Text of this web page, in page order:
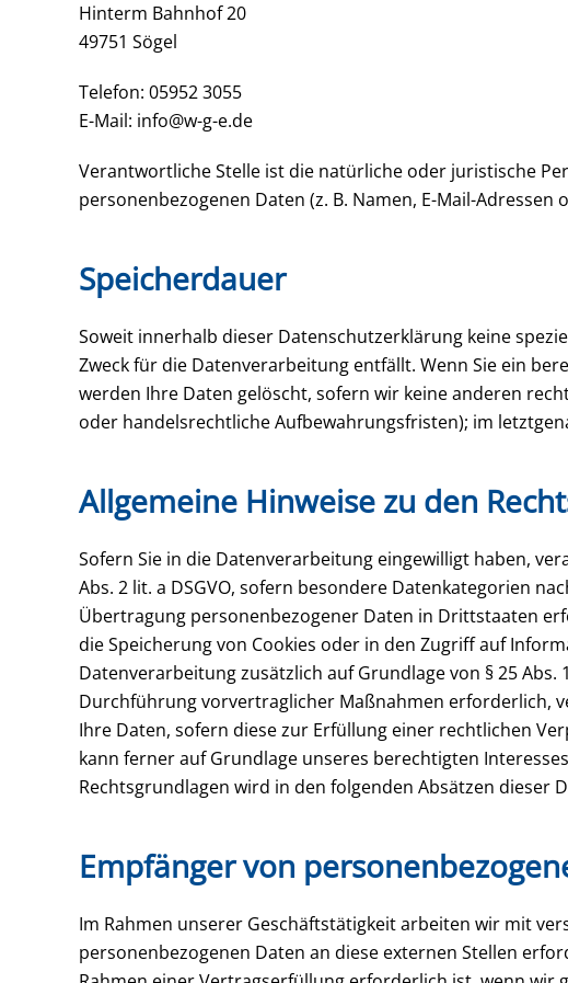
Hinterm Bahnhof 20
49751 Sögel
Telefon: 05952 3055
E-Mail: info@w-g-e.de
Verantwortliche Stelle ist die natürliche oder juristische
personenbezogenen Daten (z. B. Namen, E-Mail-Adressen
Speicherdauer
Soweit innerhalb dieser Datenschutzerklärung keine
Zweck für die Datenverarbeitung entfällt. Wenn Sie ein
werden Ihre Daten gelöscht, sofern wir keine anderen
oder handelsrechtliche Aufbewahrungsfristen); im
Allgemeine Hinweise zu den
Sofern Sie in die Datenverarbeitung eingewilligt haben,
Abs. 2 lit. a DSGVO, sofern besondere Datenkategorien
Übertragung personenbezogener Daten in Drittstaaten
die Speicherung von Cookies oder in den Zugriff auf
Datenverarbeitung zusätzlich auf Grundlage von § 25
Durchführung vorvertraglicher Maßnahmen erforderlich,
Ihre Daten, sofern diese zur Erfüllung einer rechtlichen
kann ferner auf Grundlage unseres berechtigten
Rechtsgrundlagen wird in den folgenden Absätzen dieser
Empfänger von
Im Rahmen unserer Geschäftstätigkeit arbeiten wir mit
personenbezogenen Daten an diese externen Stellen